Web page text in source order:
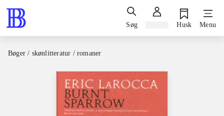
Søg Husk Menu
Bøger / skønlitteratur / romaner